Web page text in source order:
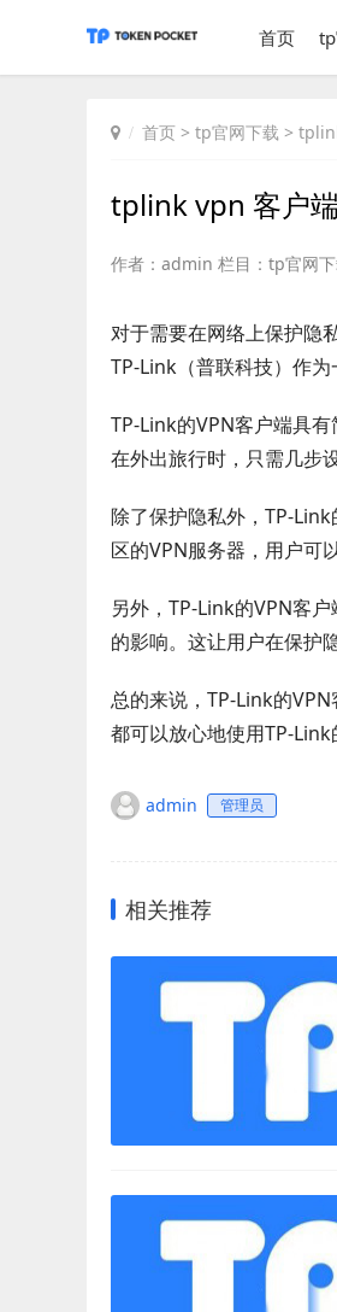
首页
首页 > tp官网下载 >
tplink vpn 客户端
作者：admin 栏目： tp官网
对于需要在网络上保护隐
TP-Link（普联科技）作
TP-Link的VPN客户端具
在外出旅行时，只需几步
除了保护隐私外，TP-
区的VPN服务器，用户可
另外，TP-Link的VPN客
的影响。这让用户在保护
总的来说，TP-Link的
都可以放心地使用TP-Link
admin 管理员
相关推荐